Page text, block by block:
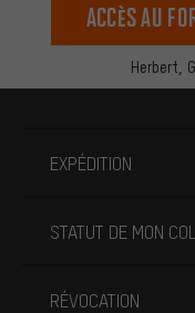
Herbert,
Accès au
EXPÉDITION
STATUT DE MON
RÉVOCATION